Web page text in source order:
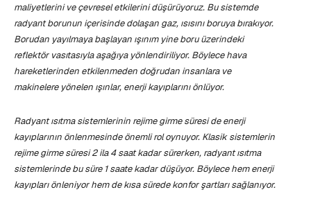
maliyetlerini ve çevresel etkilerini düşürüyoruz. Bu sistemde
radyant borunun içerisinde dolaşan gaz, ısısını boruya bırakıyor.
Borudan yayılmaya başlayan ışınım yine boru üzerindeki
reflektör vasıtasıyla aşağıya yönlendiriliyor. Böylece hava
hareketlerinden etkilenmeden doğrudan insanlara ve
makinelere yönelen ışınlar, enerji kayıplarını önlüyor.
Radyant ısıtma sistemlerinin rejime girme süresi de enerji
kayıplarının önlenmesinde önemli rol oynuyor. Klasik sistemlerin
rejime girme süresi 2 ila 4 saat kadar sürerken, radyant ısıtma
sistemlerinde bu süre 1 saate kadar düşüyor. Böylece hem enerji
kayıpları önleniyor hem de kısa sürede konfor şartları sağlanıyor.